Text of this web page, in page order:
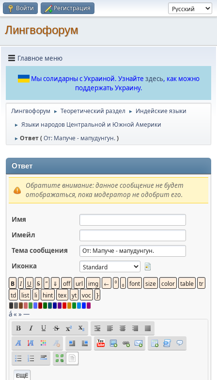
Войти Регистрация
Лингвофорум
Главное меню
Мы солидарны с Украиной. Узнайте здесь, как можно
поддержать Украину.
Лингвофорум ► Теоретический раздел ► Индейские языки
► Языки народов Центральной и Южной Америки
► Ответ (От: Мапуче - мапудунгун.)
Ответ
Обратите внимание: данное сообщение не будет
отображаться, пока модератор не одобрит его.
Имя
Имейл
Тема сообщения
Иконка
á« »—
ЕЩЁ